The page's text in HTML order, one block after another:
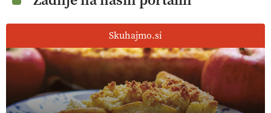
Skuhajmo.si